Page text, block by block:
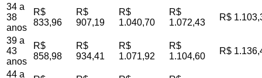
34 a
38
anos
R$
833,96
R$
907,19
R$
1.040,70
R$
1.072,43
R$
39 a
43
anos
R$
858,98
R$
934,41
R$
1.071,92
R$
1.104,60
R$
44 a